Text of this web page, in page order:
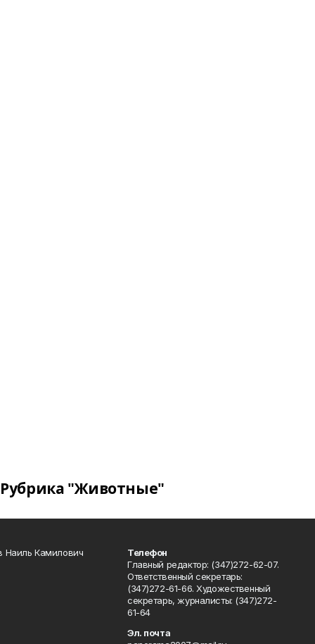
Рубрика "Животные"
Наиль Камилович
Телефон
Главный редактор: (347)272-62-07.
Ответственный секретарь:
(347)272-61-66. Художественный
секретарь, журналисты: (347)272-
61-64
Эл. почта